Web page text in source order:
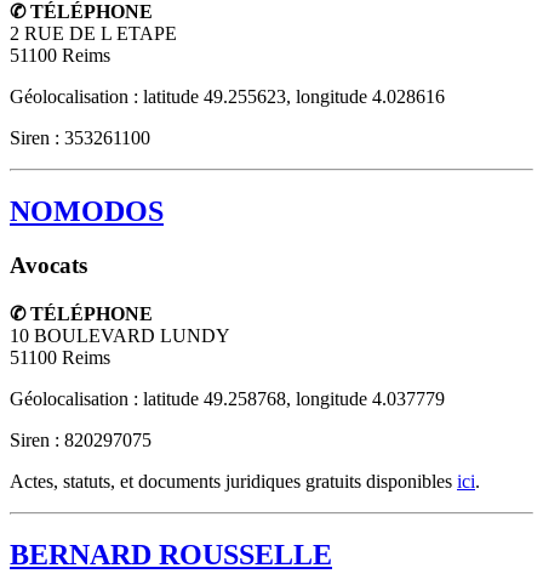
✆ TÉLÉPHONE
2 RUE DE L ETAPE
51100 Reims
Géolocalisation : latitude 49.255623, longitude 4.028616
Siren : 353261100
NOMODOS
Avocats
✆ TÉLÉPHONE
10 BOULEVARD LUNDY
51100 Reims
Géolocalisation : latitude 49.258768, longitude 4.037779
Siren : 820297075
Actes, statuts, et documents juridiques gratuits disponibles ici.
BERNARD ROUSSELLE